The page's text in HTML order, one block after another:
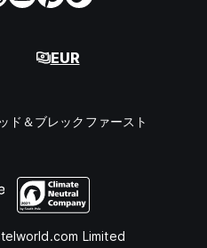
EUR
ド＆ブレックファースト
Limited